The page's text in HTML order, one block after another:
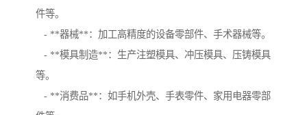
件等。
- **器械**：加工高精度的设备零部件、手术器械等。
- **模具制造**：生产注塑模具、冲压模具、压铸模具
等。
- **消费品**：如手机外壳、手表零件、家用电器零部